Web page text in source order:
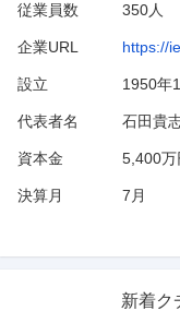
従業員数 350人
企業URL https://
設立 1950年
代表者名 石田貴
資本金 5,400万
決算月 7 月
新着ク